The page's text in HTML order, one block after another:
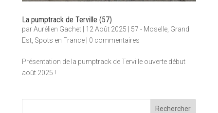
La pumptrack de Terville (57)
parAurélien Gachet| 12 Août 2025 57 - Moselle, Grand
Est, Spots en France| 0 commentaires
Présentation de la pumptrack de Terville ouverte début
août 2025 !
Rechercher